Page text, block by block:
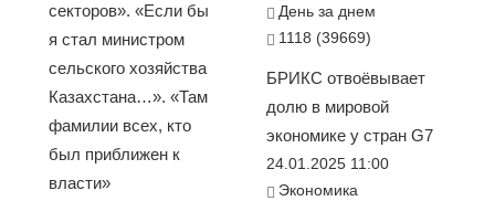
секторов». «Если бы
я стал министром
сельского хозяйства
Казахстана…». «Там
фамилии всех, кто
был приближен к
власти»
День за днем
1118 (39669)
БРИКС отвоёвывает
долю в мировой
экономике у стран G7
24.01.2025 11:00
Экономика